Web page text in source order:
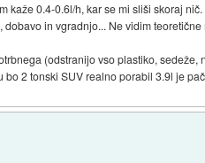
0.4-0.6l/h, kar se mi sliši skoraj
in vgradnjo... Ne vidim
(odstranijo vso plastiko,
2 tonski SUV realno porabil 3.9l je